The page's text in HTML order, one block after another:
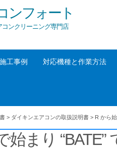
ンフォート
ンクリーニング専門店
施工事例 対応機種と作業方法
> ダイキンエアコンの取扱説明書 > R から
始まり “BATE”